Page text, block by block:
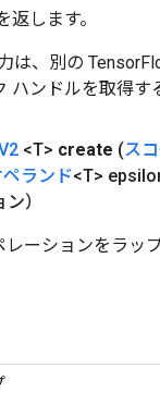
します。
は、別の
ンドルを取得す
<T> create (ス
ペランド<T>
）
ーションをラッ